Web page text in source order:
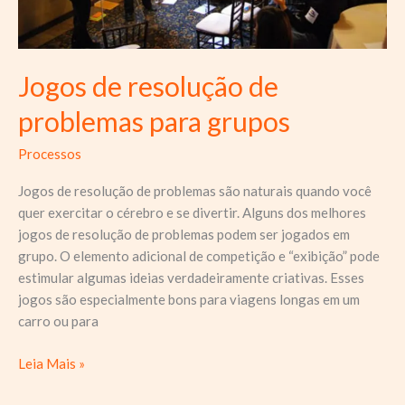
Jogos de resolução de
problemas para grupos
Processos
Jogos de resolução de problemas são naturais quando você
quer exercitar o cérebro e se divertir. Alguns dos melhores
jogos de resolução de problemas podem ser jogados em
grupo. O elemento adicional de competição e “exibição” pode
estimular algumas ideias verdadeiramente criativas. Esses
jogos são especialmente bons para viagens longas em um
carro ou para
Jogos
Leia Mais »